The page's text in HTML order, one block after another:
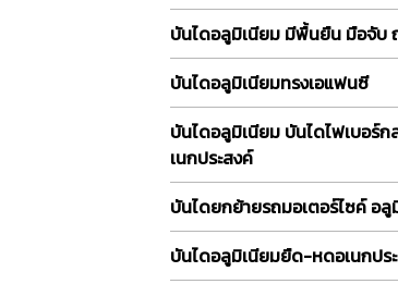
บันไดอลูมิเนียม มีพื้นยืน มือจับ
บันไดอลูมิเนียมทรงเอแฟนซี
บันไดอลูมิเนียม บันไดไฟเบอร์ก
เนกประสงค์
บันไดยกย้ายรถมอเตอร์ไซค์ อลู
บันไดอลูมิเนียมยืด-หดอเนกปร